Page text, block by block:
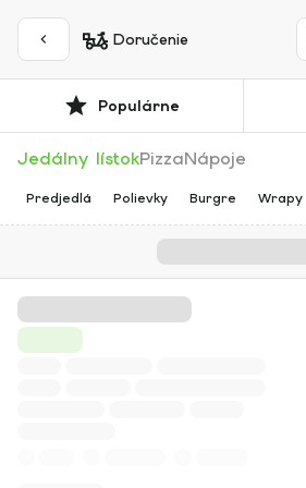
Doručenie
Populárne
Jedálny lístokPizzaNápoje
Predjedlá Polievky Burgre Wrapy